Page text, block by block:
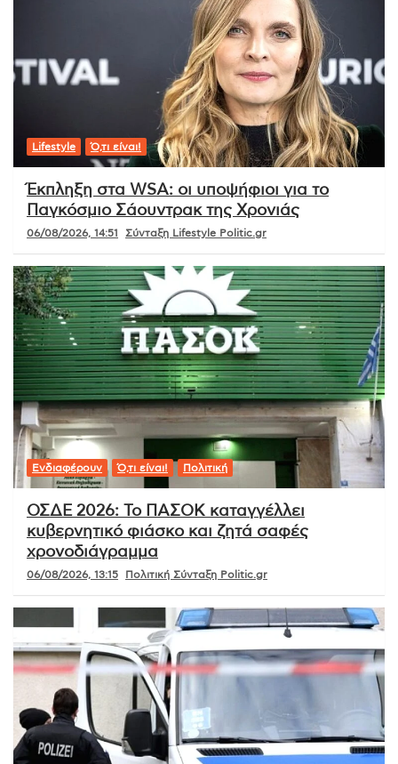
Lifestyle Ό,τι είναι!
Έκπληξη στα WSA: οι υποψήφιοι για το
Παγκόσμιο Σάουντρακ της Χρονιάς
06/08/2026, 14:51 Σύνταξη Lifestyle Politic.gr
Ενδιαφέρουν Ό,τι είναι! Πολιτική
ΟΣΔΕ 2026: Το ΠΑΣΟΚ καταγγέλλει
κυβερνητικό φιάσκο και ζητά σαφές
χρονοδιάγραμμα
06/08/2026, 13:15 Πολιτική Σύνταξη Politic.gr